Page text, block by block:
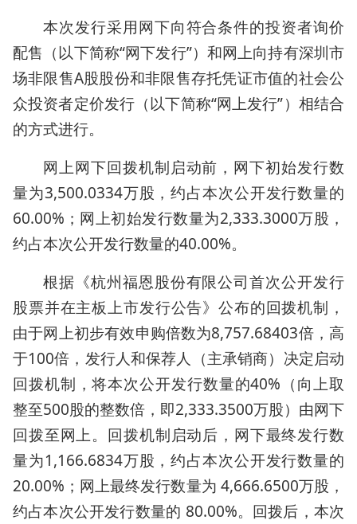
本次发行采用网下向符合条件的投资者询价
配售（以下简称“网下发行”）和网上向持有深圳市
场非限售A股股份和非限售存托凭证市值的社会公
众投资者定价发行（以下简称“网上发行”）相结合
的方式进行。
网上网下回拨机制启动前，网下初始发行数
量为3,500.0334万股，约占本次公开发行数量的
60.00%；网上初始发行数量为2,333.3000万股，
约占本次公开发行数量的40.00%。
根据《杭州福恩股份有限公司首次公开发行
股票并在主板上市发行公告》公布的回拨机制，
由于网上初步有效申购倍数为8,757.68403倍，高
于100倍，发行人和保荐人（主承销商）决定启动
回拨机制，将本次公开发行数量的40%（向上取
整至500股的整数倍，即2,333.3500万股）由网下
回拨至网上。回拨机制启动后，网下最终发行数
量为1,166.6834万股，约占本次公开发行数量的
20.00%；网上最终发行数量为 4,666.6500万股，
约占本次公开发行数量的 80.00%。回拨后，本次